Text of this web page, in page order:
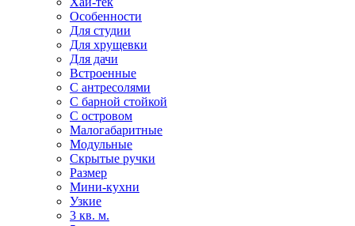
Особенности
Для студии
Для хрущевки
Для дачи
Встроенные
С антресолями
С барной стойкой
С островом
Малогабаритные
Модульные
Скрытые ручки
Размер
Мини-кухни
Узкие
3 кв. м.